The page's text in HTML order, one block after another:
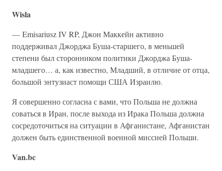
Wisla
— Emisariusz IV RP, Джон Маккейн активно
поддерживал Джорджа Буша-старшего, в меньшей
степени был сторонником политики Джорджа Буша-
младшего… а, как известно, Младший, в отличие от отца,
большой энтузиаст помощи США Израилю.
Я совершенно согласна с вами, что Польша не должна
соваться в Иран, после выхода из Ирака Польша должна
сосредоточиться на ситуации в Афганистане, Афганистан
должен быть единственной военной миссией Польши.
Van.bc